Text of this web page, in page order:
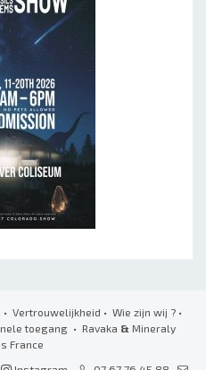
• Vertrouwelijkheid • Wie zijn wij ? •
toegang • Ravaka & Mineraly
France